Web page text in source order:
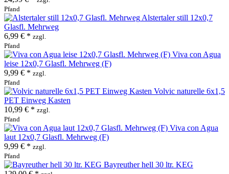
Pfand
Alstertaler still 12x0,7
Glasfl. Mehrweg
6,99 € * zzgl.
Pfand
Viva con Agua
leise 12x0,7 Glasfl. Mehrweg (F)
9,99 € * zzgl.
Pfand
Volvic naturelle 6x1,5
PET Einweg Kasten
10,99 € * zzgl.
Pfand
Viva con Agua
laut 12x0,7 Glasfl. Mehrweg (F)
9,99 € * zzgl.
Pfand
Bayreuther hell 30 ltr. KEG